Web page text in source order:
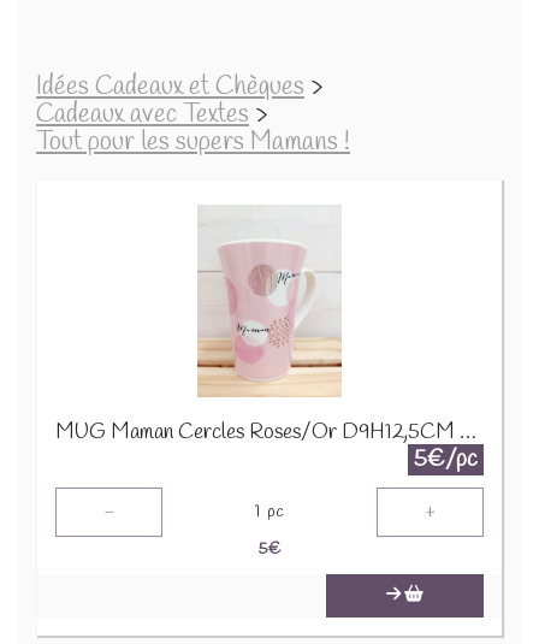
Idées Cadeaux et Chèques >
Cadeaux avec Textes >
Tout pour les supers Mamans !
MUG Maman Cercles Roses/Or D9H12,5CM 24321
5€/pc
- 1 pc +
5€